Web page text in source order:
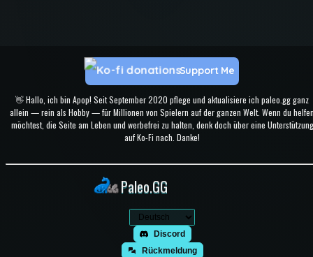
👋 Hallo, ich bin Apop! Seit September 2020 pflege und aktualisiere ich paleo.gg ganz
allein — rein als Hobby — für Millionen von Spielern auf der ganzen Welt. Wenn du
möchtest, die Seite am Leben und werbefrei zu halten, denk doch über eine Unterstützung
auf Ko-Fi nach. Danke!
Support Me
Paleo.GG
Discord
Rückmeldung